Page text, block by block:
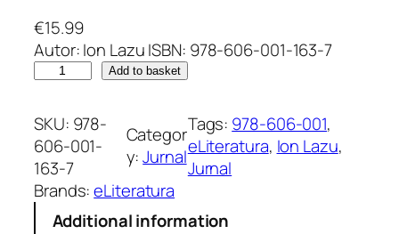
€15.99
Autor: Ion Lazu ISBN: 978-606-001-163-7
o
u
l
ș
i
Add to basket
SKU: 978-
606-001-
163-7
Categor
y:Jurnal
Tags: 978-606-001
eLiteratura, Ion Lazu
Jurnal
Brands:eLiteratura
Additional information